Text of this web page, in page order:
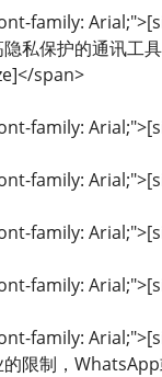
family:
私保护的通讯工
span>
family:
family:
family:
family:
family:
限制，